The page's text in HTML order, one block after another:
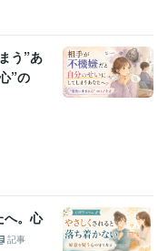
う”あ
”の
へ。心
記事